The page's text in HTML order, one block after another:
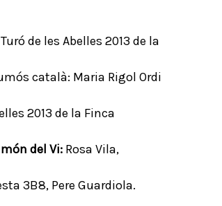
de les Abelles 2013 de la
català: Maria Rigol Ordi
2013 de la Finca
del Vi: Rosa Vila,
3B8, Pere Guardiola.